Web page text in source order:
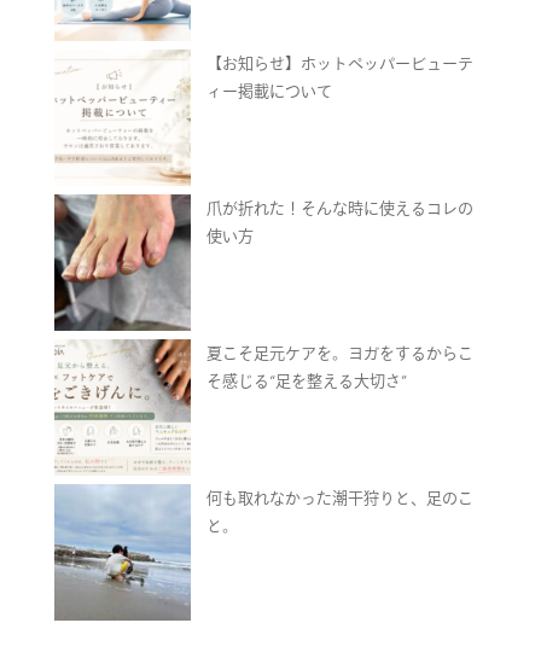
【お知らせ】ホットペッパービューテ
ィー掲載について
爪が折れた！そんな時に使えるコレの
使い方
夏こそ足元ケアを。ヨガをするからこ
そ感じる“足を整える大切さ”
何も取れなかった潮干狩りと、足のこ
と。